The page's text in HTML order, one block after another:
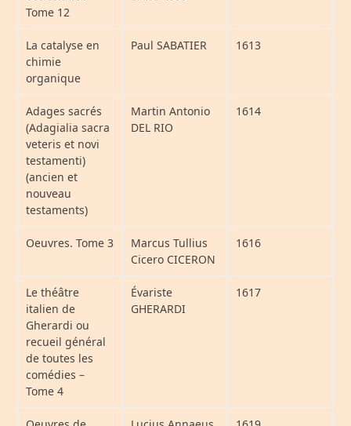
Tome 12
La catalyse en
chimie
organique
Paul SABATIER 1613
Adages sacrés
(Adagialia sacra
veteris et novi
testamenti)
(ancien et
nouveau
testaments)
Martin Antonio
DEL RIO
1614
Oeuvres. Tome 3
Marcus Tullius
Cicero CICERON
1616
Le théâtre
italien de
Gherardi ou
recueil général
de toutes les
comédies –
Tome 4
Évariste
GHERARDI
1617